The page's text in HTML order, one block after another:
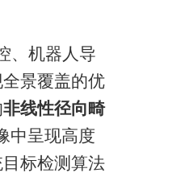
、机器人导
景覆盖的优
非线性径向畸
中呈现高度
标检测算法